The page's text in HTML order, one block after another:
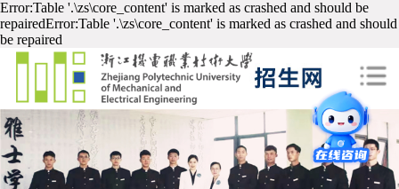
Error:Table '.\zs\core_content' is marked as crashed and should be
repairedError:Table '.\zs\core_content' is marked as crashed and should
be repaired